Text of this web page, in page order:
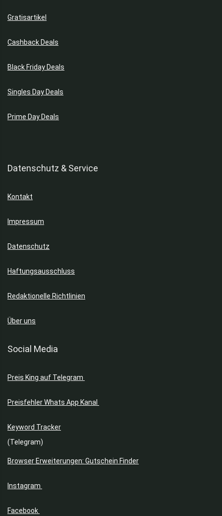
Gratisartikel
Cashback Deals
Black Friday Deals
Singles Day Deals
Prime Day Deals
Datenschutz & Service
Kontakt
Impressum
Datenschutz
Haftungsausschluss
Redaktionelle Richtlinien
Über uns
Social Media
Preis King auf Telegram
Preisfehler Whats App Kanal
Keyword Tracker
(Telegram)
Browser Erweiterungen: Gutschein Finder
Instagram
Facebook